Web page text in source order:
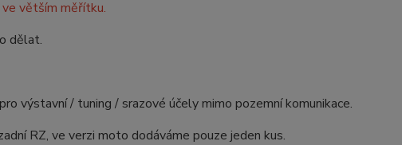
větším měřítku.
dělat.
výstavní / tuning / srazové účely mimo pozemní komunikace.
RZ, ve verzi moto dodáváme pouze jeden kus.